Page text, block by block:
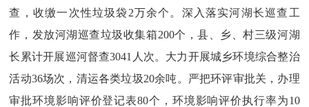
查，收缴一次性垃圾袋2万余个。深入落实河湖长巡查工
作，发放河湖巡查垃圾收集箱200个，县、乡、村三级河湖
长累计开展巡河督查3041人次。大力开展城乡环境综合整治
活动36场次，清运各类垃圾20余吨。严把环评审批关，办理
审批环境影响评价登记表80个，环境影响评价执行率为10